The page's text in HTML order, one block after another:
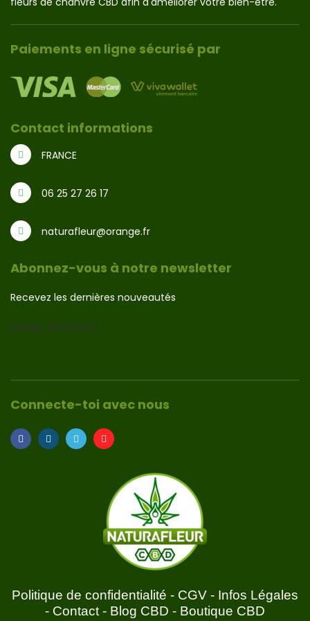
Paiements en ligne sécurisé par
Contact informations
FRANCE
06 25 27 26 17
naturafleur@orange.fr
Abonnez-vous à notre newsletter
Recevez les dernières nouveautés
[sibwp_form id=1]
Connecte-toi avec nous
Politique de confidentialité - CGV - Infos Légales
- Contact - Blog CBD - Boutique CBD